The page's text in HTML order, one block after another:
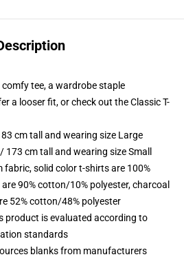
tee, a wardrobe staple
a looser fit, or check out the Classic T-
cm tall and wearing size Large
173 cm tall and wearing size Small
solid color t-shirts are 100%
90% cotton/10% polyester, charcoal
52% cotton/48% polyester
product is evaluated according to
standards
blanks from manufacturers